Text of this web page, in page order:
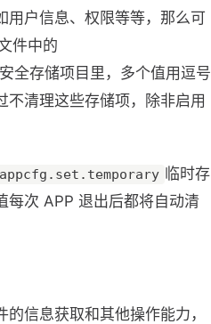
用户信息、权限等等，那么可
件中的
安全存储项目里，多个值用逗号
不清理这些存储项，除非启用
appcfg.set.temporary 临时存
每次 APP 退出后都将自动清
信息获取和其他操作能力，